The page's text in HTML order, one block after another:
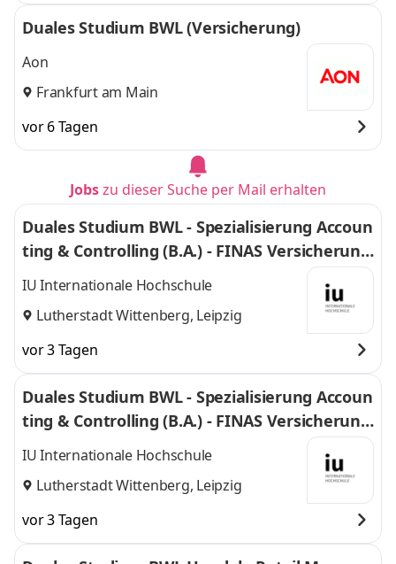
Duales Studium BWL (Versicherung)
Aon
Frankfurt am Main
vor 6 Tagen
Jobszu dieser Suche per Mail erhalten
Duales Studium BWL - Spezialisierung Accoun
ting & Controlling (B.A.) - FINAS Versicherung
smakler GmbH
IU Internationale Hochschule
Lutherstadt Wittenberg, Leipzig
vor 3 Tagen
Duales Studium BWL - Spezialisierung Accoun
ting & Controlling (B.A.) - FINAS Versicherung
smakler GmbH
IU Internationale Hochschule
Lutherstadt Wittenberg, Leipzig
vor 3 Tagen